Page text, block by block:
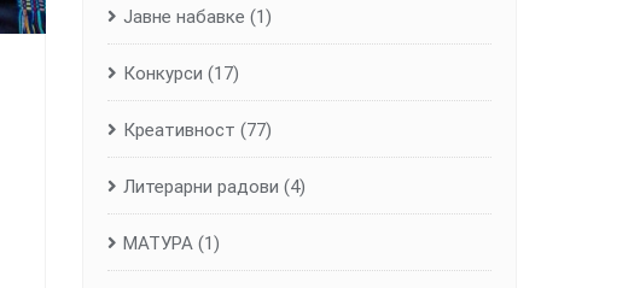
Јавне набавке (1)
Конкурси (17)
Креативност (77)
Литерарни радови (4)
МАТУРА (1)